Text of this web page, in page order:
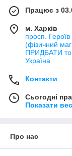
Працює з
м. Харків
просп.
(фізичний
ПРИДБАТИ
Україна
Контакти
Сьогодні
Показати
Про нас